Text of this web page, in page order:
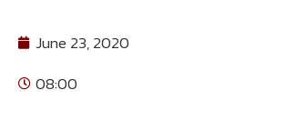
June 23, 2020
08:00